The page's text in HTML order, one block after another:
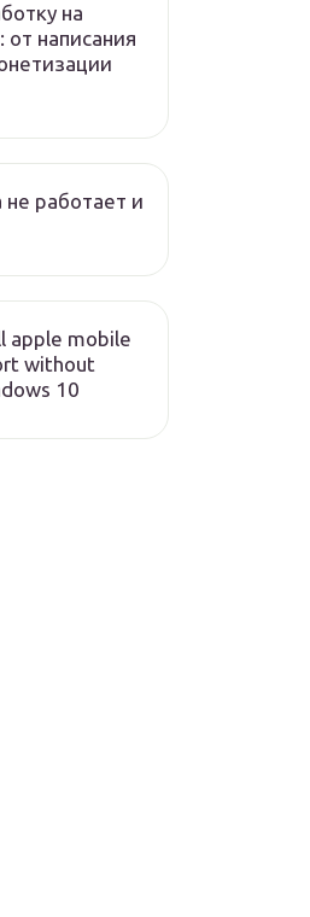
на
от написания
работает и
apple mobile
without
10